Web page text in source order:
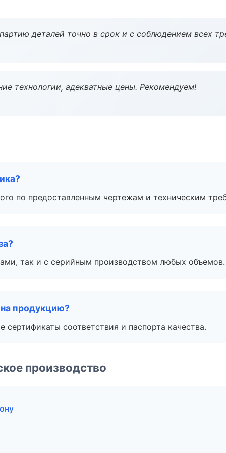
деталей точно в срок и с соблюдением всех
технологии, адекватные цены. Рекомендуем!
по предоставленным чертежам и техническим
так и с серийным производством любых объемов.
продукцию?
соответствия и паспорта качества.
производство